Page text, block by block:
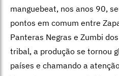
manguebeat, nos anos 90,
pontos em comum entre
Panteras Negras e Zumbi
tribal, a produção se tornou
países e chamando a